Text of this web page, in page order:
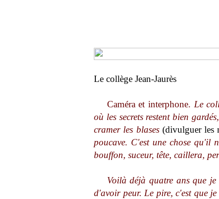
Le collège Jean-Jaurès
Caméra et interphone. Le
où les secrets restent bien
cramer les blases (divulguer les
poucave. C'est une chose qu'il
bouffon, suceur, tête, caillera,
Voilà déjà quatre ans que
d'avoir peur. Le pire, c'est que